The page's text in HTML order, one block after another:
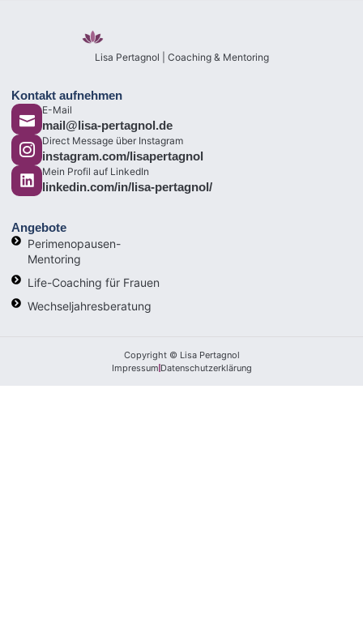
Lisa Pertagnol | Coaching & Mentoring
Kontakt aufnehmen
E-Mail
mail@lisa-pertagnol.de
Direct Message über Instagram
instagram.com/lisapertagnol
Mein Profil auf LinkedIn
linkedin.com/in/lisa-pertagnol/
Angebote
Perimenopausen-
Mentoring
Life-Coaching für Frauen
Wechseljahresberatung
Copyright © Lisa Pertagnol
Impressum Datenschutzerklärung